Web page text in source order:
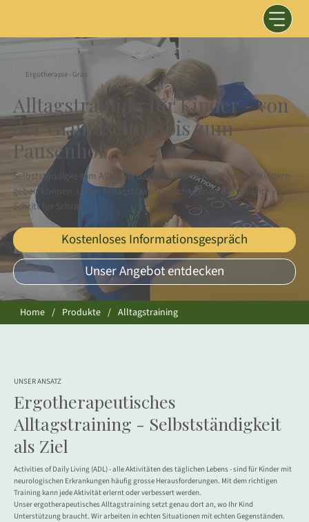
Ergotherapie - Graz
Alltagstraining für Kinder - von
der Grundschule bis zum
Pausenhof
Selbstständigkeit im Alltag ist das größte Geschenk, das wir Kindern
geben können. Unser Alltagstraining macht genau das möglich -
Schritt für Schritt.
Kostenloses Informationsgespräch
Unser Angebot entdecken
Home / Produkte / Alltagstraining
UNSER ANSATZ
Ergotherapeutisches
Alltagstraining - Selbstständigkeit
als Ziel
Activities of Daily Living (ADL) - alle Aktivitäten des täglichen Lebens - sind für Kinder mit
neurologischen Erkrankungen häufig grosse Herausforderungen. Mit dem richtigen
Training kann jede Aktivität erlernt oder verbessert werden.
Unser ergotherapeutisches Alltagstraining setzt genau dort an, wo Ihr Kind
Unterstützung braucht. Wir arbeiten in echten Situationen mit echten Gegenständen.